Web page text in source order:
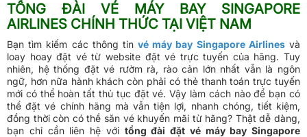
TỔNG ĐÀI VÉ MÁY BAY SINGAPORE
AIRLINES CHÍNH THỨC TẠI VIỆT NAM
Bạn tìm kiếm các thông tinvé máy bay Singapore Airlinesvà
loay hoay đặt vé từ website đặt vé trực tuyến của hãng. Tuy
nhiên, hệ thống đặt vé rườm rà, rào cản lớn nhất vẫn là ngôn
ngữ, hơn nữa hành khách còn phải có thẻ thanh toán trực tuyến
mới có thể hoàn tất thủ tục đặt vé. Vậy làm cách nào để bạn có
thể đặt vé chính hãng mà vẫn tiện lợi, nhanh chóng, tiết kiệm,
đồng thời còn có thề săn vé khuyến mãi từ hãng? Thật dễ dàng,
bạn chỉ cần liên hệ với tổng đài đặt vé máy bay Singapore